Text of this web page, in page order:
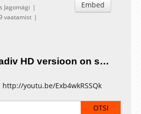
Embed
Jagomägi
vaatamist
Kiiremini laadiv HD versioon on saadaval
http://youtu.be/Exb4wkRSSQk